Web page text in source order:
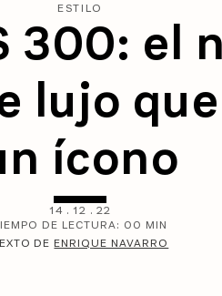
ESTILO
300: el
lujo
ícono
14 . 12 . 22
DE LECTURA: 00 MIN
DE ENRIQUE NAVARRO